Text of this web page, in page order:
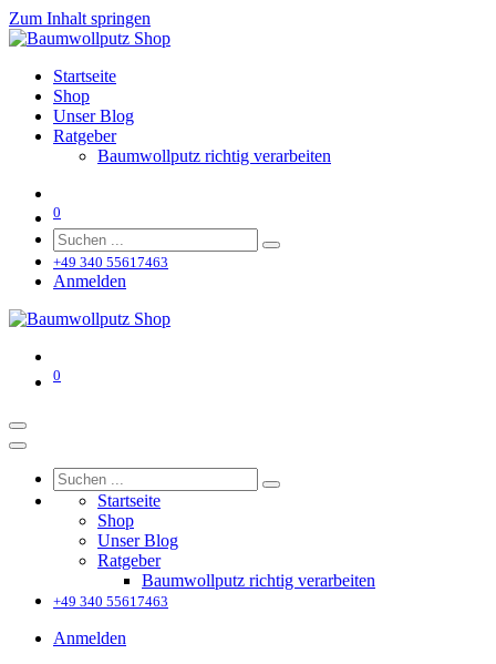
Zum Inhalt springen
Startseite
Shop
Unser Blog
Ratgeber
Baumwollputz richtig verarbeiten
0
+49 340 55617463
Anmelden
0
Startseite
Shop
Unser Blog
Ratgeber
Baumwollputz richtig verarbeiten
+49 340 55617463
Anmelden